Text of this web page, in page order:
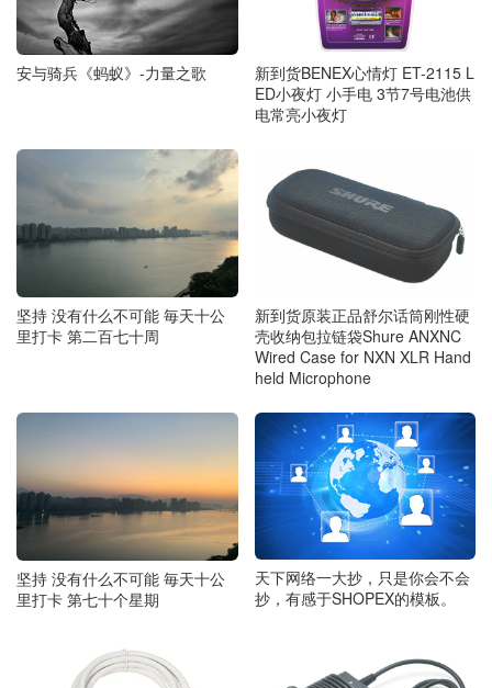
安与骑兵《蚂蚁》-力量之歌
新到货BENEX心情灯 ET-2115 L
ED小夜灯 小手电 3节7号电池供
电常亮小夜灯
坚持 没有什么不可能 毎天十公
里打卡 第二百七十周
新到货原装正品舒尔话筒刚性硬
壳收纳包拉链袋Shure ANXNC
Wired Case for NXN XLR Hand
held Microphone
坚持 没有什么不可能 毎天十公
里打卡 第七十个星期
天下网络一大抄，只是你会不会
抄，有感于SHOPEX的模板。